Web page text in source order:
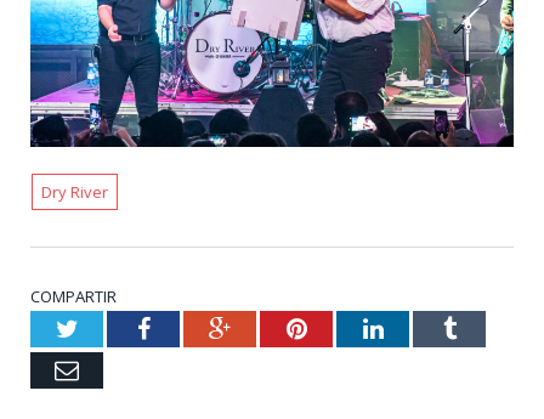
Dry River
COMPARTIR
TwitterFacebookGoogle+PinterestLinkedInTumblr
Email